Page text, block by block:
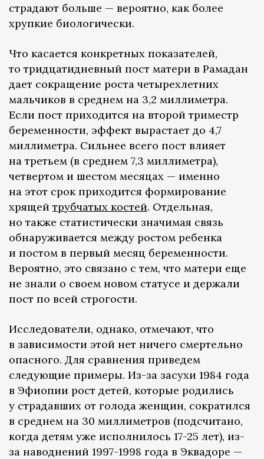
страдают больше — вероятно, как более
хрупкие биологически.
Что касается конкретных показателей,
то тридцатидневный пост матери в Рамадан
дает сокращение роста четырехлетних
мальчиков в среднем на 3,2 миллиметра.
Если пост приходится на второй триместр
беременности, эффект вырастает до 4,7
миллиметра. Сильнее всего пост влияет
на третьем (в среднем 7,3 миллиметра),
четвертом и шестом месяцах — именно
на этот срок приходится формирование
хрящей трубчатых костей. Отдельная,
но также статистически значимая связь
обнаруживается между ростом ребенка
и постом в первый месяц беременности.
Вероятно, это связано с тем, что матери еще
не знали о своем новом статусе и держали
пост по всей строгости.
Исследователи, однако, отмечают, что
в зависимости этой нет ничего смертельно
опасного. Для сравнения приведем
следующие примеры. Из-за засухи 1984 года
в Эфиопии рост детей, которые родились
у страдавших от голода женщин, сократился
в среднем на 30 миллиметров (подсчитано,
когда детям уже исполнилось 17-25 лет), из-
за наводнений 1997-1998 года в Эквадоре —